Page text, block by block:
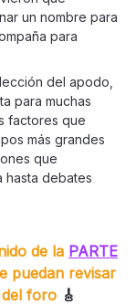
un nombre para
para
del apodo,
para muchas
factores que
más grandes
que
hasta debates
de la PARTE
puedan revisar
foro 🎸